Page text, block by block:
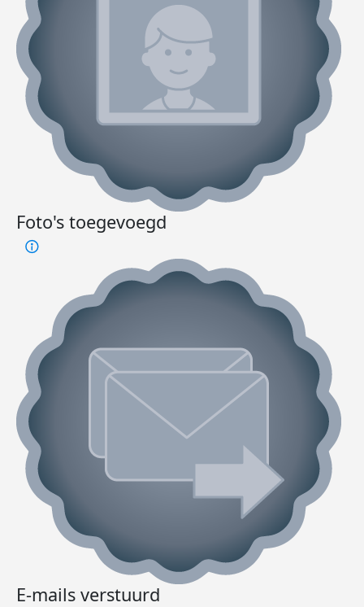
Foto's toegevoegd
E-mails verstuurd